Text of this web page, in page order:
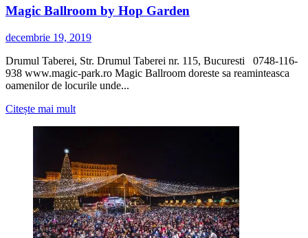
Magic Ballroom by Hop Garden
decembrie 19, 2019
Drumul Taberei, Str. Drumul Taberei nr. 115, Bucuresti 0748-116-
938 www.magic-park.ro Magic Ballroom doreste sa reaminteasca
oamenilor de locurile unde...
Citește mai multCitește
Ballroom
by
Hop
Garden